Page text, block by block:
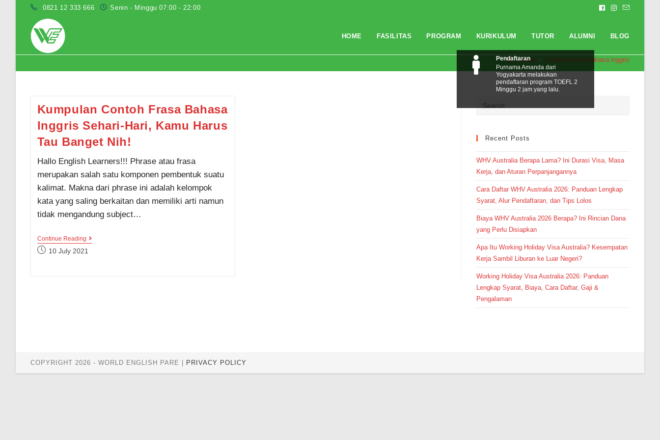
0821 12 333 666 Senin - Minggu 07:00 - 22:00
HOME FASILITAS PROGRAM KURIKULUM TUTOR ALUMNI BLOG
> Blog > Contoh phrasa bahasa inggris
Kumpulan Contoh Frasa Bahasa
Inggris Sehari-Hari, Kamu Harus
Tau Banget Nih!
Hallo English Learners!!! Phrase atau frasa
merupakan salah satu komponen pembentuk suatu
kalimat. Makna dari phrase ini adalah kelompok
kata yang saling berkaitan dan memiliki arti namun
tidak mengandung subject…
Continue ReadingKumpulan
Frasa
Post10 July 2021
Recent Posts
WHV Australia Berapa Lama? Ini Durasi Visa, Masa
Kerja, dan Aturan Perpanjangannya
Cara Daftar WHV Australia 2026: Panduan Lengkap
Syarat, Alur Pendaftaran, dan Tips Lolos
Biaya WHV Australia 2026 Berapa? Ini Rincian Dana
yang Perlu Disiapkan
Apa Itu Working Holiday Visa Australia? Kesempatan
Kerja Sambil Liburan ke Luar Negeri?
Working Holiday Visa Australia 2026: Panduan
Lengkap Syarat, Biaya, Cara Daftar, Gaji &
Pengalaman
COPYRIGHT 2026 - WORLD ENGLISH PARE | PRIVACY POLICY
Pendaftaran
Purnama Amanda dari
Yogyakarta melakukan
pendaftaran program TOEFL 2
Minggu 2 jam yang lalu.